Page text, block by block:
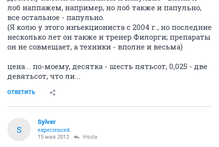
лоб наппажем, например, но лоб также и папульно,
все остальное - папульно.
(Я колю у этого инъекциониста с 2004 г., но последние
несколько лет он также и тренер Филорги; препараты
он не совмещает, а техники - вполне и весьма)
цена... по-моему, десятка - шесть пятьсот, 0,025 - две
девятьсот, что ли...
ОТВЕТИТЬ
S
Sylver
experienced
15 мая 2012 Hoda